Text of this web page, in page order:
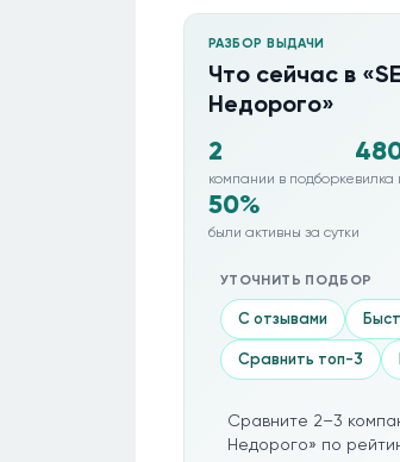
РАЗБОР ВЫДАЧИ
Что сейчас в
Недорого»
2
компании в подборкевилка
50%
были активны за сутки
УТОЧНИТЬ ПОДБОР
С отзывами
Сравнить топ-3
Сравните 2–3
Недорого» по